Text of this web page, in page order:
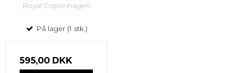
Royal Copenhagen
På lager (1 stk.)
595,00 DKK